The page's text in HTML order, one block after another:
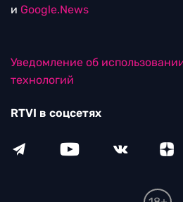
и Google.News
Уведомление об
технологий
RTVI в соцсетях